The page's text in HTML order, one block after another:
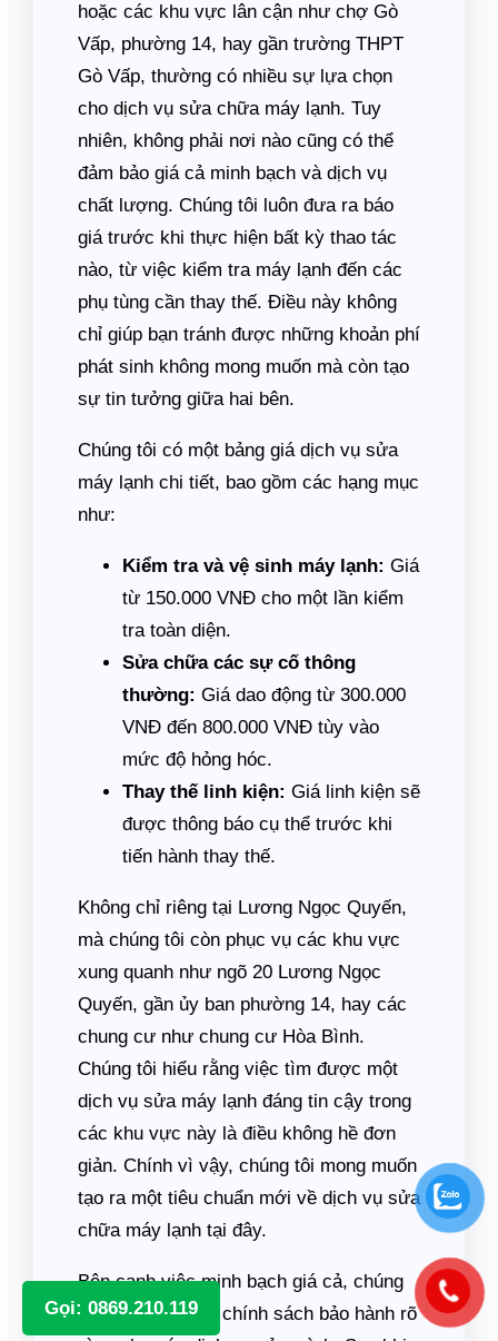
Gọi: 0869.210.119
hoặc các khu vực lân cận như chợ Gò
Vấp, phường 14, hay gần trường THPT
Gò Vấp, thường có nhiều sự lựa chọn
cho dịch vụ sửa chữa máy lạnh. Tuy
nhiên, không phải nơi nào cũng có thể
đảm bảo giá cả minh bạch và dịch vụ
chất lượng. Chúng tôi luôn đưa ra báo
giá trước khi thực hiện bất kỳ thao tác
nào, từ việc kiểm tra máy lạnh đến các
phụ tùng cần thay thế. Điều này không
chỉ giúp bạn tránh được những khoản phí
phát sinh không mong muốn mà còn tạo
sự tin tưởng giữa hai bên.
Chúng tôi có một bảng giá dịch vụ sửa
máy lạnh chi tiết, bao gồm các hạng mục
như:
Kiểm tra và vệ sinh máy lạnh: Giá
từ 150.000 VNĐ cho một lần kiểm
tra toàn diện.
Sửa chữa các sự cố thông
thường: Giá dao động từ 300.000
VNĐ đến 800.000 VNĐ tùy vào
mức độ hỏng hóc.
Thay thế linh kiện: Giá linh kiện sẽ
được thông báo cụ thể trước khi
tiến hành thay thế.
Không chỉ riêng tại Lương Ngọc Quyến,
mà chúng tôi còn phục vụ các khu vực
xung quanh như ngõ 20 Lương Ngọc
Quyến, gần ủy ban phường 14, hay các
chung cư như chung cư Hòa Bình.
Chúng tôi hiểu rằng việc tìm được một
dịch vụ sửa máy lạnh đáng tin cậy trong
các khu vực này là điều không hề đơn
giản. Chính vì vậy, chúng tôi mong muốn
tạo ra một tiêu chuẩn mới về dịch vụ sửa
chữa máy lạnh tại đây.
Bên cạnh việc minh bạch giá cả, chúng
tôi còn có những chính sách bảo hành rõ